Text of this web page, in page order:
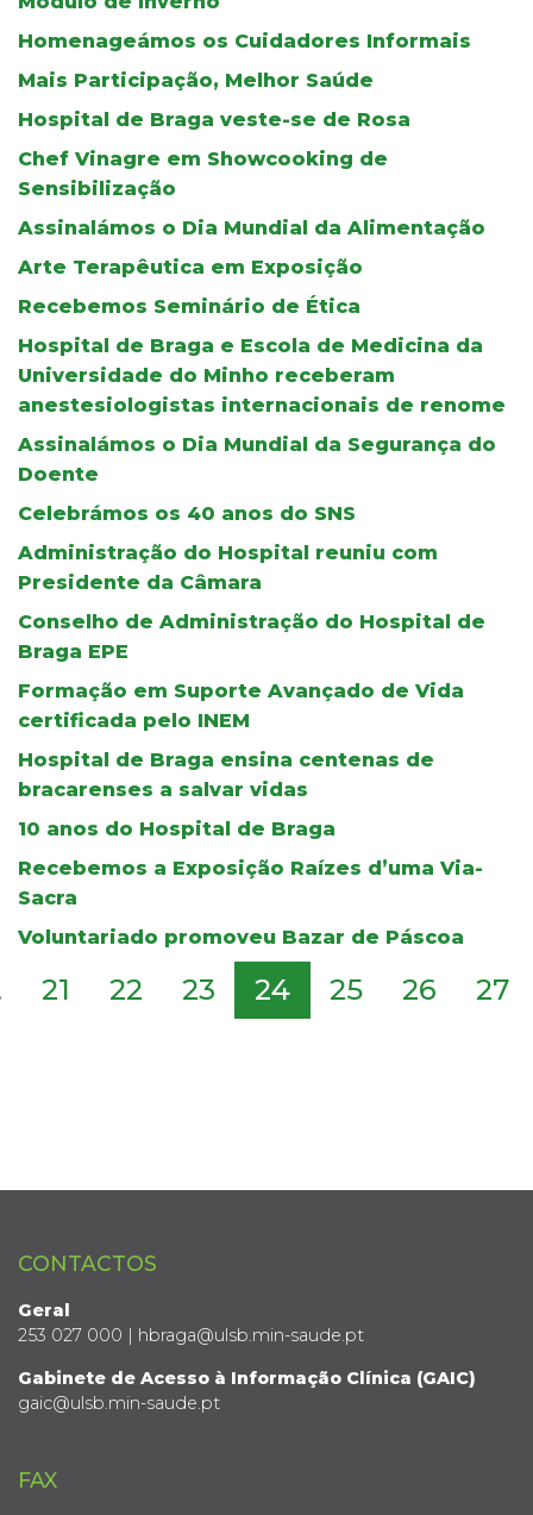
Homenageámos os Cuidadores Informais
Mais Participação, Melhor Saúde
Hospital de Braga veste-se de Rosa
Chef Vinagre em Showcooking de
Sensibilização
Assinalámos o Dia Mundial da Alimentação
Arte Terapêutica em Exposição
Recebemos Seminário de Ética
Hospital de Braga e Escola de Medicina da
Universidade do Minho receberam
anestesiologistas internacionais de renome
Assinalámos o Dia Mundial da Segurança do
Doente
Celebrámos os 40 anos do SNS
Administração do Hospital reuniu com
Presidente da Câmara
Conselho de Administração do Hospital de
Braga EPE
Formação em Suporte Avançado de Vida
certificada pelo INEM
Hospital de Braga ensina centenas de
bracarenses a salvar vidas
10 anos do Hospital de Braga
Recebemos a Exposição Raízes d’uma Via-
Sacra
Voluntariado promoveu Bazar de Páscoa
21 22 23 24 25 26 27
CONTACTOS
Geral
253 027 000 | hbraga@ulsb.min-saude.pt
Gabinete de Acesso à Informação Clínica (GAIC)
gaic@ulsb.min-saude.pt
FAX